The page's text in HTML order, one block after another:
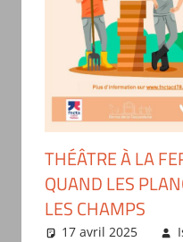
THÉÂTRE À LA
QUAND LES
LES CHAMPS
17 avril 2025